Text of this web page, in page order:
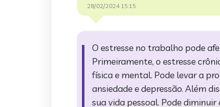
28/02/2024 15:15
O estresse no trabalho pode
Primeiramente, o estresse
física e mental. Pode levar a
ansiedade e depressão. Além
sua vida pessoal. Pode